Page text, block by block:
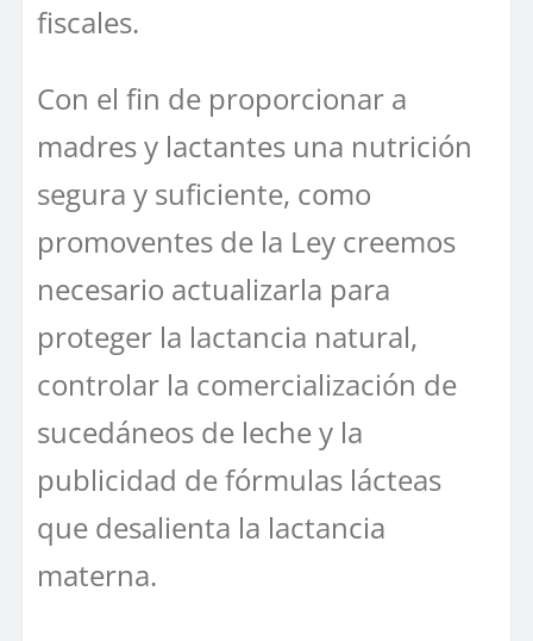
fiscales.
Con el fin de proporcionar a
madres y lactantes una nutrición
segura y suficiente, como
promoventes de la Ley creemos
necesario actualizarla para
proteger la lactancia natural,
controlar la comercialización de
sucedáneos de leche y la
publicidad de fórmulas lácteas
que desalienta la lactancia
materna.